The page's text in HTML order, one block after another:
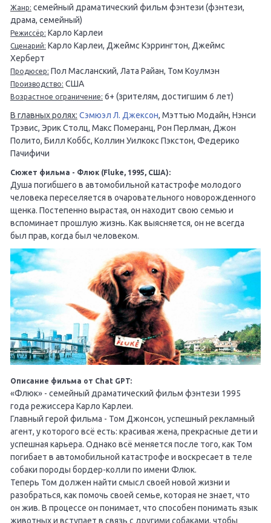
Жанр: семейный драматический фильм фэнтези (фэнтези,
драма, семейный)
Режиссёр: Карло Карлеи
Сценарий: Карло Карлеи, Джеймс Кэррингтон, Джеймс
Херберт
Продюсер: Пол Масланский, Лата Райан, Том Коулмэн
Производство: США
Возрастное ограничение: 6+ (зрителям, достигшим 6 лет)
В главных ролях: Сэмюэл Л. Джексон, Мэттью Модайн, Нэнси
Трэвис, Эрик Столц, Макс Померанц, Рон Перлман, Джон
Полито, Билл Коббс, Коллин Уилкокс Пэкстон, Федерико
Пачифичи
Сюжет фильма - Флюк (Fluke, 1995, США):
Душа погибшего в автомобильной катастрофе молодого
человека переселяется в очаровательного новорожденного
щенка. Постепенно вырастая, он находит свою семью и
вспоминает прошлую жизнь. Как выясняется, он не всегда
был прав, когда был человеком.
Описание фильма от Chat GPT:
«Флюк» - семейный драматический фильм фэнтези 1995
года режиссера Карло Карлеи.
Главный герой фильма - Том Джонсон, успешный рекламный
агент, у которого всё есть: красивая жена, прекрасные дети и
успешная карьера. Однако всё меняется после того, как Том
погибает в автомобильной катастрофе и воскресает в теле
собаки породы бордер-колли по имени Флюк.
Теперь Том должен найти смысл своей новой жизни и
разобраться, как помочь своей семье, которая не знает, что
он жив. В процессе он понимает, что способен понимать язык
животных и вступает в связь с другими собаками, чтобы